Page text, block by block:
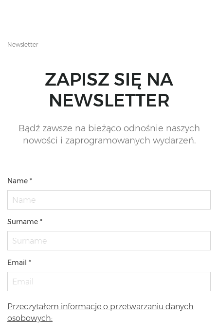
Newsletter
ZAPISZ SIĘ NA
NEWSLETTER
Bądź zawsze na bieżąco odnośnie naszych
nowości i zaprogramowanych wydarzeń.
Name *
Surname *
Email *
Przeczytałem informacje o przetwarzaniu danych
osobowych: